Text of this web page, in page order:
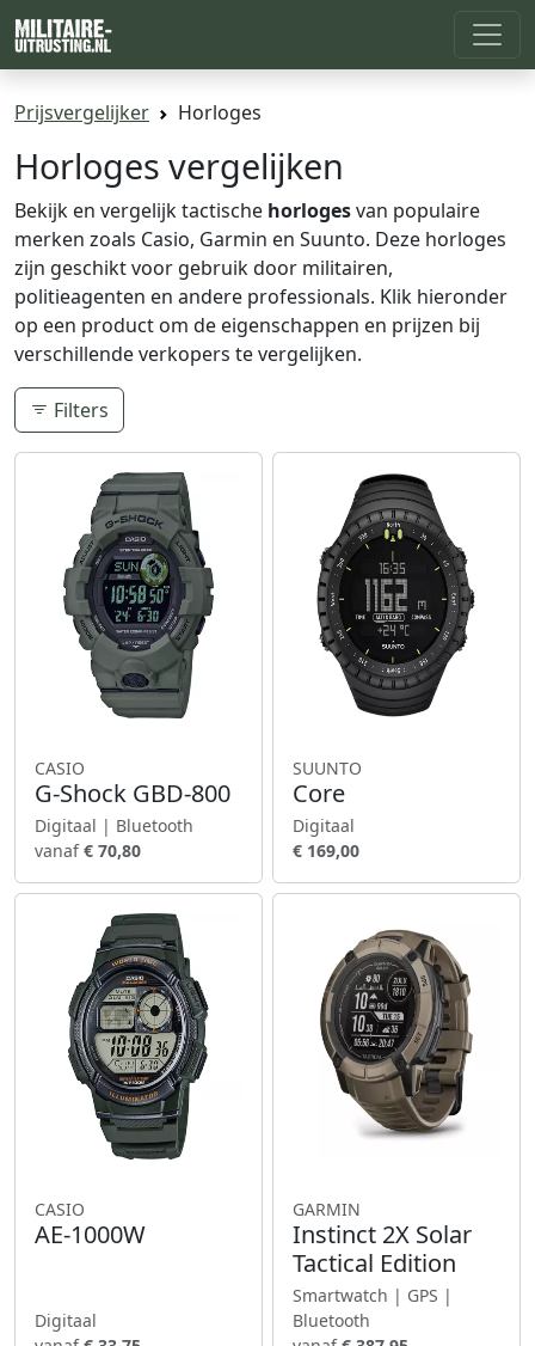
Prijsvergelijker Horloges
Horloges vergelijken
Bekijk en vergelijk tactische horlogesvan populaire
merken zoals Casio, Garmin en Suunto. Deze horloges
zijn geschikt voor gebruik door militairen,
politieagenten en andere professionals. Klik hieronder
op een product om de eigenschappen en prijzen bij
verschillende verkopers te vergelijken.
Filters
CASIO
G-Shock GBD-800
Digitaal | Bluetooth
vanaf€ 70,80
SUUNTO
Core
Digitaal
€ 169,00
CASIO
AE-1000W
Digitaal
GARMIN
Instinct 2X Solar
Tactical Edition
Smartwatch | GPS |
Bluetooth